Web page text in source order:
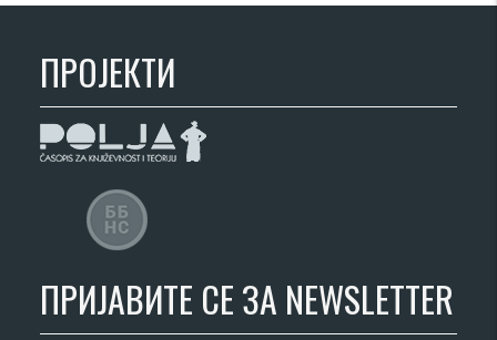
ПРОЈЕКТИ
ПРИЈАВИТЕ СЕ ЗА NEWSLETTER